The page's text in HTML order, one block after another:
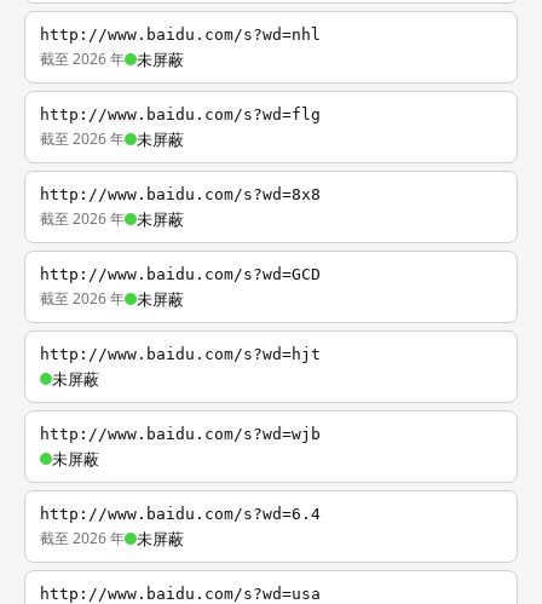
http://www.baidu.com/s?wd=nhl
截至 2026 年 未屏蔽
http://www.baidu.com/s?wd=flg
截至 2026 年 未屏蔽
http://www.baidu.com/s?wd=8x8
截至 2026 年 未屏蔽
http://www.baidu.com/s?wd=GCD
截至 2026 年 未屏蔽
http://www.baidu.com/s?wd=hjt
未屏蔽
http://www.baidu.com/s?wd=wjb
未屏蔽
http://www.baidu.com/s?wd=6.4
截至 2026 年 未屏蔽
http://www.baidu.com/s?wd=usa